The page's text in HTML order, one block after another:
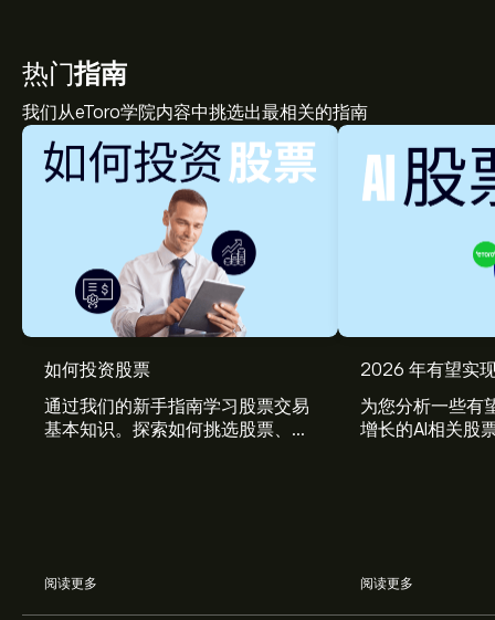
热门指南
我们从eToro学院内容中挑选出最相关的指南
如何投资股票
通过我们的新手指南学习股票交易
基本知识。探索如何挑选股票、管
阅读更多
2026 年有望实
为您分析一些有
增长的AI相关股
阅读更多